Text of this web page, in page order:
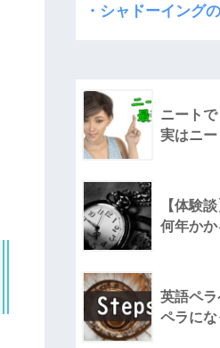
・シャドーイング
ニート
実はニ
【体験
何年かか
英語ペ
ペラに